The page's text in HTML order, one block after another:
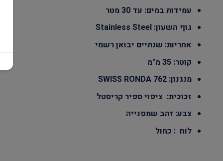
עמידות במים: עד 30 מטר
גוף השעון: Stainless Steel
אחריות: שנתיים יבואן רשמי
קוטר: 35 מ"מ
מנגנון: SWISS RONDA 762
זכוכית: ציפוי ספיר קריסטל
צבע: זהב שמפנייה
לוח : כחול